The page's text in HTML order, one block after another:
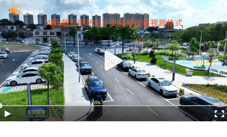
[4]当前系统环境不支持播放该视频格式